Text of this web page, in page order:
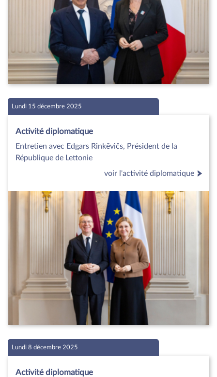
Lundi 15 décembre 2025
Activité diplomatique
Entretien avec Edgars Rinkēvičs, Président de la
République de Lettonie
voir l'activité diplomatique
Lundi 8 décembre 2025
Activité diplomatique